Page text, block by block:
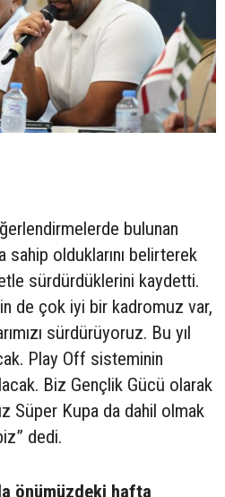
bulunan
sahip olduklarını belirterek
sürdürdüklerini kaydetti.
de çok iyi bir kadromuz var,
sürdürüyoruz. Bu yıl
Play Off sisteminin
Biz Gençlik Gücü olarak
Süper Kupa da dahil olmak
dedi.
önümüzdeki hafta